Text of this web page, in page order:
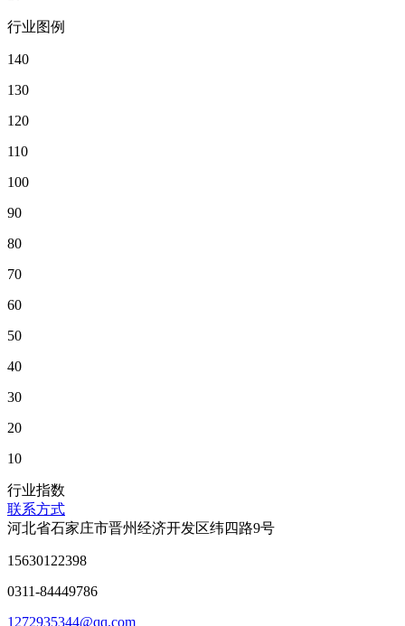
行业图例
140
130
120
110
100
90
80
70
60
50
40
30
20
10
行业指数
联系方式
河北省石家庄市晋州经济开发区纬四路9号
15630122398
0311-84449786
1272935344@qq.com